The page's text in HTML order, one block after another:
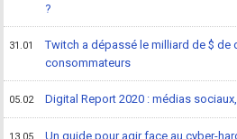
?
31.01
Twitch a dépassé le milliard de $ de
consommateurs
05.02 Digital Report 2020 : médias
Un guide pour agir face au cyber-